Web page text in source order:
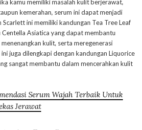
kamu memiliki masalah kulit berjerawat,
kemerahan, serum ini dapat menjadi
Scarlett ini memiliki kandungan Tea Tree Leaf
Centella Asiatica yang dapat membantu
kulit, serta meregenerasi
juga dilengkapi dengan kandungan Liquorice
sangat membantu dalam mencerahkan kulit
Serum Wajah Terbaik Untuk
Jerawat